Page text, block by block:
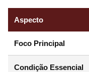
Aspecto
Foco Principal
Condição Essencial